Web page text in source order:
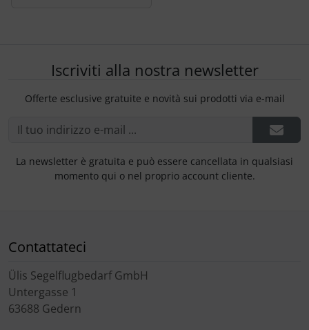
Iscriviti alla nostra newsletter
Offerte esclusive gratuite e novità sui prodotti via e-mail
La newsletter è gratuita e può essere cancellata in qualsiasi
momento qui o nel proprio account cliente.
Contattateci
Ülis Segelflugbedarf GmbH
Untergasse 1
63688 Gedern